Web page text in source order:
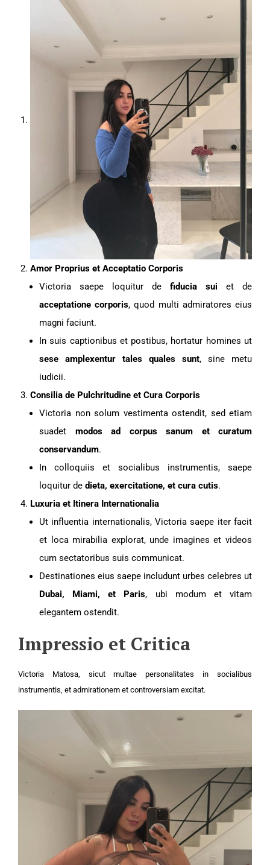
Amor Proprius et Acceptatio Corporis
Victoria saepe loquitur de fiducia sui et de
acceptatione corporis, quod multi admiratores eius
magni faciunt.
In suis captionibus et postibus, hortatur homines ut
sese amplexentur tales quales sunt, sine metu
iudicii.
Consilia de Pulchritudine et Cura Corporis
Victoria non solum vestimenta ostendit, sed etiam
suadet modos ad corpus sanum et curatum
conservandum.
In colloquiis et socialibus instrumentis, saepe
loquitur de dieta, exercitatione, et cura cutis.
Luxuria et Itinera Internationalia
Ut influentia internationalis, Victoria saepe iter facit
et loca mirabilia explorat, unde imagines et videos
cum sectatoribus suis communicat.
Destinationes eius saepe includunt urbes celebres ut
Dubai, Miami, et Paris, ubi modum et vitam
elegantem ostendit.
Impressio et Critica
Victoria Matosa, sicut multae personalitates in socialibus
instrumentis, et admirationem et controversiam excitat.